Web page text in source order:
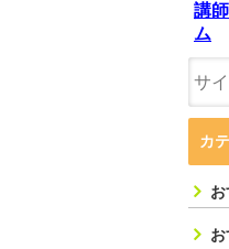
講
ム
カ